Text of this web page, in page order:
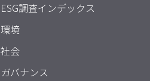
ESG調査インデックス
環境
社会
ガバナンス